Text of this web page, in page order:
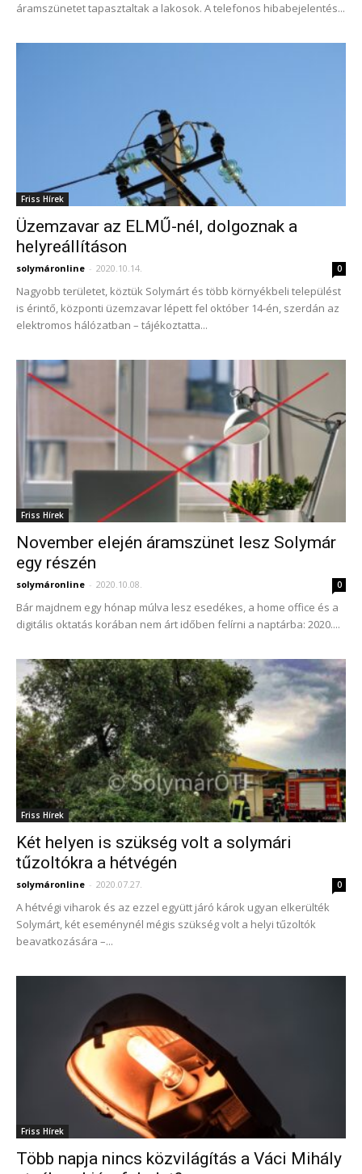
áramszünetet tapasztaltak a lakosok. A telefonos hibabejelentés...
Friss Hírek
Üzemzavar az ELMŰ-nél, dolgoznak a
helyreállításon
solymáronline - 2020.10.14. 0
Nagyobb területet, köztük Solymárt és több környékbeli települést
is érintő, központi üzemzavar lépett fel október 14-én, szerdán az
elektromos hálózatban – tájékoztatta...
Friss Hírek
November elején áramszünet lesz Solymár
egy részén
solymáronline - 2020.10.08. 0
Bár majdnem egy hónap múlva lesz esedékes, a home office és a
digitális oktatás korában nem árt időben felírni a naptárba: 2020....
Friss Hírek
Két helyen is szükség volt a solymári
tűzoltókra a hétvégén
solymáronline - 2020.07.27. 0
A hétvégi viharok és az ezzel együtt járó károk ugyan elkerülték
Solymárt, két eseménynél mégis szükség volt a helyi tűzoltók
beavatkozására –...
Friss Hírek
Több napja nincs közvilágítás a Váci Mihály